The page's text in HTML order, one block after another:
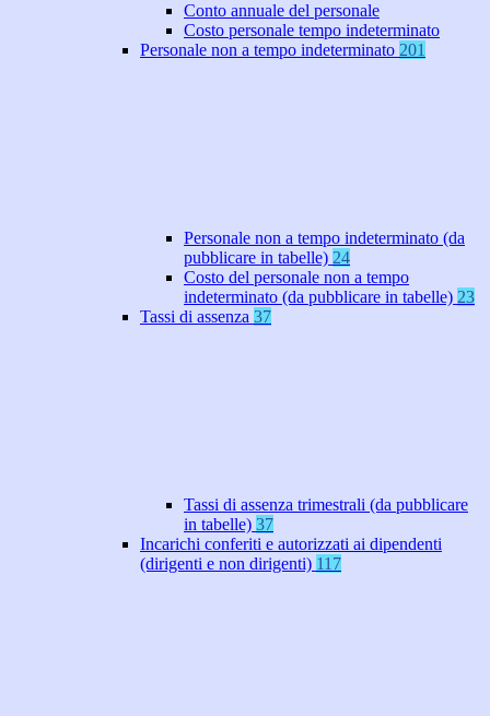
Conto annuale del personale
Costo personale tempo indeterminato
Personale non a tempo indeterminato 201
Personale non a tempo indeterminato (da
pubblicare in tabelle) 24
Costo del personale non a tempo
indeterminato (da pubblicare in tabelle) 23
Tassi di assenza 37
Tassi di assenza trimestrali (da pubblicare
in tabelle) 37
Incarichi conferiti e autorizzati ai dipendenti
(dirigenti e non dirigenti) 117